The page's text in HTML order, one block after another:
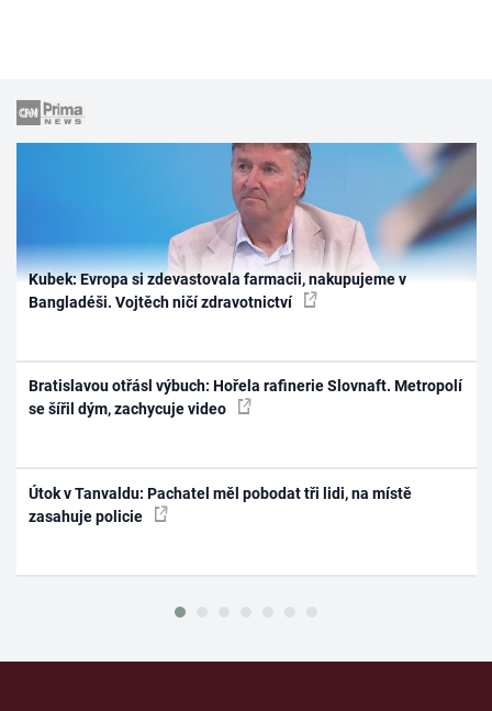
Kubek: Evropa si zdevastovala farmacii, nakupujeme v
Bangladéši. Vojtěch ničí zdravotnictví
Bratislavou otřásl výbuch: Hořela rafinerie Slovnaft. Metropolí
se šířil dým, zachycuje video
Útok v Tanvaldu: Pachatel měl pobodat tři lidi, na místě
zasahuje policie